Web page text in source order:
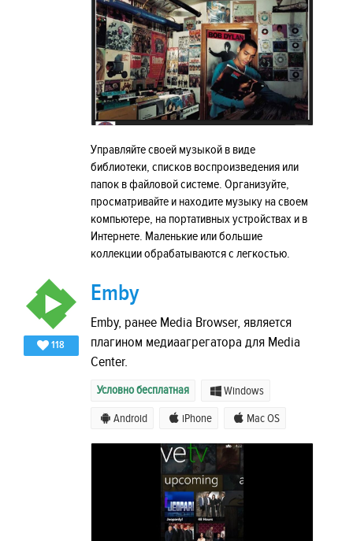
Управляйте своей музыкой в виде
библиотеки, списков воспроизведения или
папок в файловой системе. Организуйте,
просматривайте и находите музыку на своем
компьютере, на портативных устройствах и в
Интернете. Маленькие или большие
коллекции обрабатываются с легкостью.
118
Emby
Emby, ранее Media Browser, является
плагином медиаагрегатора для Media
Center.
Условно бесплатная Windows
Android iPhone Mac OS